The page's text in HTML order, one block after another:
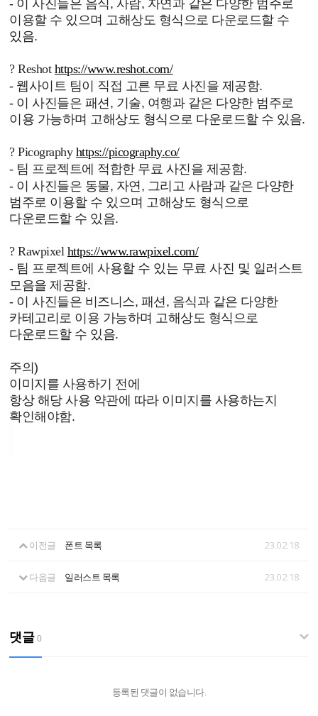
- 이 사진들은 음식, 사람, 자연과 같은 다양한 범주로
이용할 수 있으며 고해상도 형식으로 다운로드할 수
있음.
?Reshot https://www.reshot.com/
- 웹사이트 팀이 직접 고른 무료 사진을 제공함.
- 이 사진들은 패션, 기술, 여행과 같은 다양한 범주로
이용 가능하며 고해상도 형식으로 다운로드할 수 있음.
?Picography https://picography.co/
- 팀 프로젝트에 적합한 무료 사진을 제공함.
- 이 사진들은 동물, 자연, 그리고 사람과 같은 다양한
범주로 이용할 수 있으며 고해상도 형식으로
다운로드할 수 있음.
?Rawpixel https://www.rawpixel.com/
- 팀 프로젝트에 사용할 수 있는 무료 사진 및 일러스트
모음을 제공함.
- 이 사진들은 비즈니스, 패션, 음식과 같은 다양한
카테고리로 이용 가능하며 고해상도 형식으로
다운로드할 수 있음.
주의)
이미지를 사용하기 전에
항상 해당 사용 약관에 따라 이미지를 사용하는지
확인해야함.
이전글 폰트 목록 23.02.18
다음글 일러스트 목록 23.02.18
댓글 0
등록된 댓글이 없습니다.